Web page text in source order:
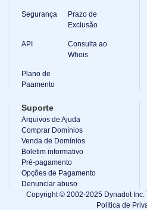
Segurança
Prazo de
Exclusão
API
Consulta ao
Whois
Plano de
Paamento
Suporte
Arquivos de Ajuda
Comprar Domínios
Venda de Domínios
Boletim informativo
Pré-pagamento
Opções de Pagamento
Denunciar abuso
Copyright © 2002-2025 Dynadot Inc.
Política de